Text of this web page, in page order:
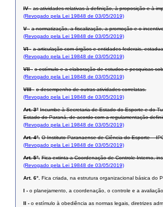
IV - as atividades relativas à definição, à proposição e à
(Revogado pela Lei 19848 de 03/05/2019)
V - a normatização, a fiscalização, a promoção e o
(Revogado pela Lei 19848 de 03/05/2019)
VI - a articulação com órgãos e entidades federais,
(Revogado pela Lei 19848 de 03/05/2019)
VII - o estímulo e a elaboração de estudos e pesquisas
(Revogado pela Lei 19848 de 03/05/2019)
VIII - o desempenho de outras atividades correlatas.
(Revogado pela Lei 19848 de 03/05/2019)
Art. 3° Incumbe à Secretaria de Estado do Esporte e do
Estado do Paraná, de acordo com a regulamentação
(Revogado pela Lei 19848 de 03/05/2019)
Art. 4°. O Instituto Paranaense de Ciência do Esporte –
(Revogado pela Lei 19848 de 03/05/2019)
Art. 5°. Fica extinta a Coordenação de Controle Interno,
(Revogado pela Lei 19848 de 03/05/2019)
Art. 6°. Fica criada, na estrutura organizacional básica do
I - o planejamento, a coordenação, o controle e a
II - o estímulo à obediência as normas legais, diretrizes